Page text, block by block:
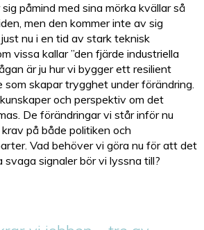
påmind med sina mörka kvällar så
men den kommer inte av sig
nu i en tid av stark teknisk
vissa kallar ”den fjärde industriella
är ju hur vi bygger ett resilient
som skapar trygghet under förändring.
och perspektiv om det
De förändringar vi står inför nu
på både politiken och
Vad behöver vi göra nu för att det
svaga signaler bör vi lyssna till?